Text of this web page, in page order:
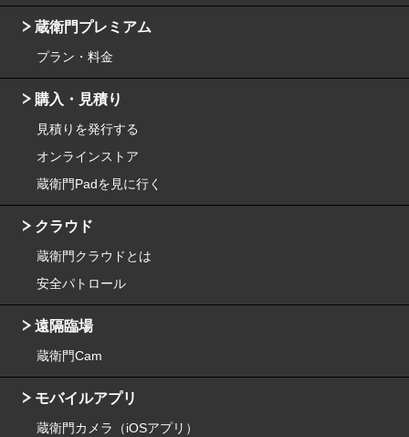
蔵衛門プレミアム
プラン・料金
購入・見積り
見積りを発行する
オンラインストア
蔵衛門Padを見に行く
クラウド
蔵衛門クラウドとは
安全パトロール
遠隔臨場
蔵衛門Cam
モバイルアプリ
蔵衛門カメラ（iOSアプリ）